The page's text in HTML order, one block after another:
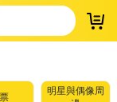
登
明星與偶像周